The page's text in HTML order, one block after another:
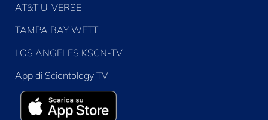
AT&T U-VERSE
TAMPA BAY WFTT
LOS ANGELES KSCN-TV
App di Scientology TV